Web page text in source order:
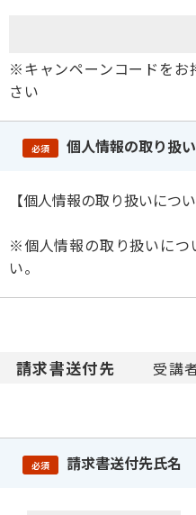
※キャンペーンコードをお
さい
必須 個人情報の取り扱
【個人情報の取り扱いにつ
※個人情報の取り扱いにつ
い。
請求書送付先 受講
必須 請求書送付先氏名